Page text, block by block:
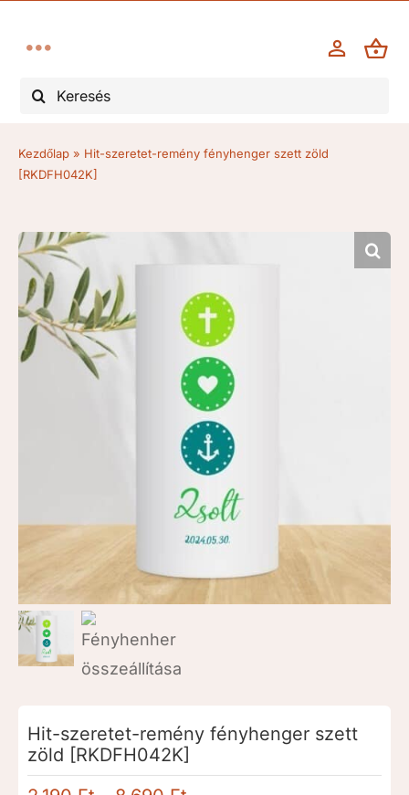
Keresés...
Navigation
Esküvő
Keresztelő, elsőáldozás
Kegyelet/gyász
Évforduló
Karácsony, advent
Egyéb alkalmak, ünnepek
Kezdőlap » Hit-szeretet-remény fényhenger szett zöld
[RKDFH042K]
Hit-szeretet-remény fényhenger szett
zöld [RKDFH042K]